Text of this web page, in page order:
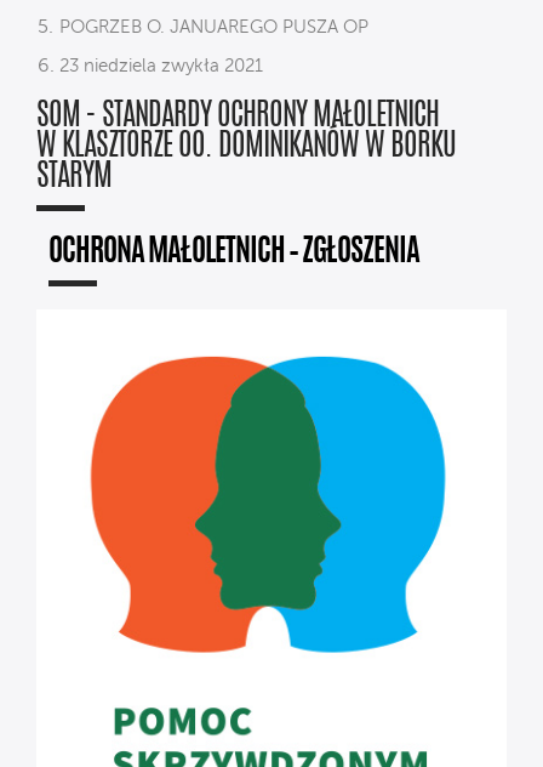
POGRZEB O. JANUAREGO PUSZA OP
23 niedziela zwykła 2021
SOM - STANDARDY OCHRONY MAŁOLETNICH
W KLASZTORZE OO. DOMINIKANÓW W BORKU
STARYM
OCHRONA MAŁOLETNICH – ZGŁOSZENIA